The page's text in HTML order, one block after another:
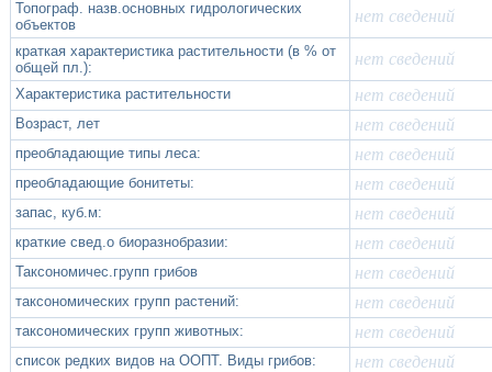
Топограф. назв.основных гидрологических
объектов
нет сведений
краткая характеристика растительности (в % от
общей пл.):
нет сведений
Характеристика растительности нет сведений
Возраст, лет нет сведений
преобладающие типы леса: нет сведений
преобладающие бонитеты: нет сведений
запас, куб.м: нет сведений
краткие свед.о биоразнобразии: нет сведений
Таксономичес.групп грибов нет сведений
таксономических групп растений: нет сведений
таксономических групп животных: нет сведений
список редких видов на ООПТ. Виды грибов: нет сведений